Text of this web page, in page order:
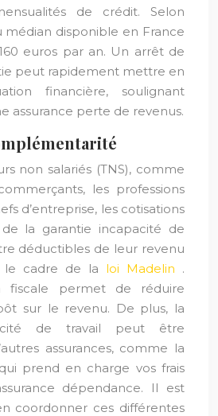
de crédit. Selon
médian disponible en France
euros par an. Un arrêt de
peut rapidement mettre en
financière, soulignant
assurance perte de revenus.
non salariés (TNS), comme
les professions
d’entreprise, les cotisations
la garantie incapacité de
déductibles de leur revenu
le cadre de la loi Madelin .
fiscale permet de réduire
sur le revenu. De plus, la
de travail peut être
assurances, comme la
prend en charge vos frais
dépendance. Il est
coordonner ces différentes